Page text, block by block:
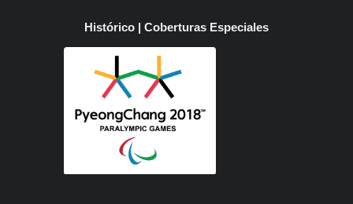
Histórico | Coberturas Especiales